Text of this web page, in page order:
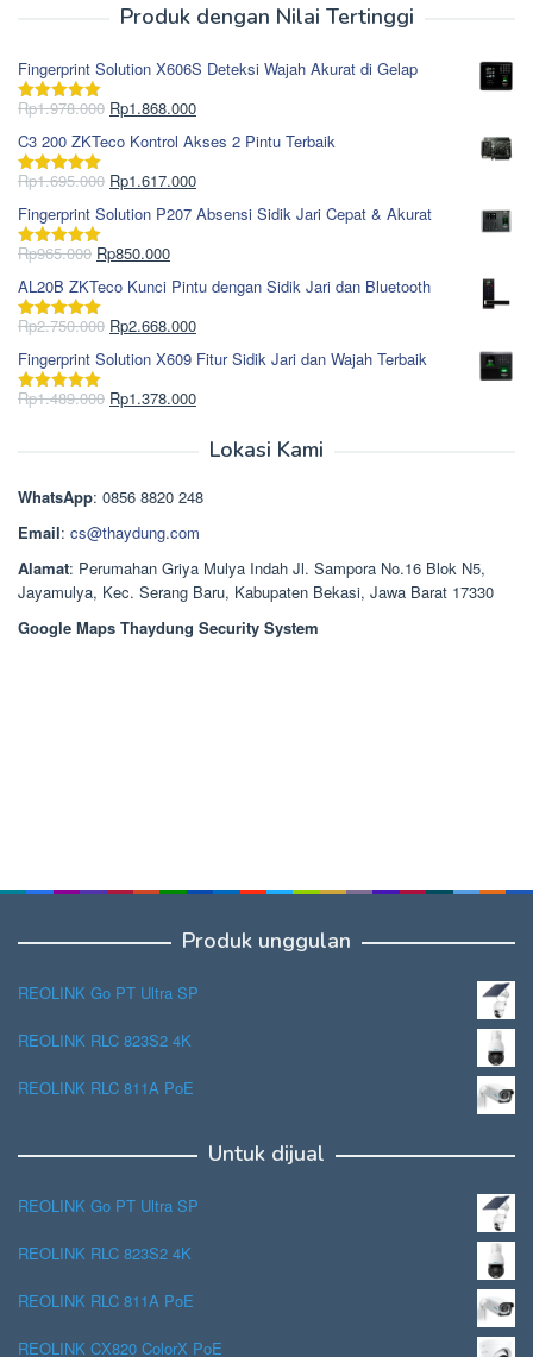
Produk dengan Nilai Tertinggi
Fingerprint Solution X606S Deteksi Wajah Akurat di Gelap
Dinilai5.00
Rp1.978.000 Harga
aslinya
adalah:
Rp1.978.000.
Rp1.868.000Harga
saat
ini
adalah:
C3 200 ZKTeco Kontrol Akses 2 Pintu Terbaik
Dinilai5.00
Rp1.695.000 Harga
aslinya
adalah:
Rp1.695.000.
Rp1.617.000Harga
saat
ini
Fingerprint Solution P207 Absensi Sidik Jari Cepat & Akurat
Dinilai5.00
Rp965.000 Harga
aslinya
adalah:
Rp965.000.
Rp850.000Harga
saat
ini
adalah:
AL20B ZKTeco Kunci Pintu dengan Sidik Jari dan Bluetooth
Dinilai5.00
Rp2.750.000 Harga
aslinya
adalah:
Rp2.750.000.
Rp2.668.000Harga
saat
ini
adalah:
Fingerprint Solution X609 Fitur Sidik Jari dan Wajah Terbaik
Dinilai5.00
Rp1.489.000 Harga
Rp1.378.000Harga
Rp1.378.000.
Lokasi Kami
WhatsApp: 0856 8820 248
Email: cs@thaydung.com
Alamat: Perumahan Griya Mulya Indah Jl. Sampora No.16 Blok N5,
Jayamulya, Kec. Serang Baru, Kabupaten Bekasi, Jawa Barat 17330
Google Maps Thaydung Security System
Produk unggulan
REOLINK Go PT Ultra SP
REOLINK RLC 823S2 4K
REOLINK RLC 811A PoE
Untuk dijual
REOLINK Go PT Ultra SP
REOLINK RLC 823S2 4K
REOLINK RLC 811A PoE
REOLINK CX820 ColorX PoE